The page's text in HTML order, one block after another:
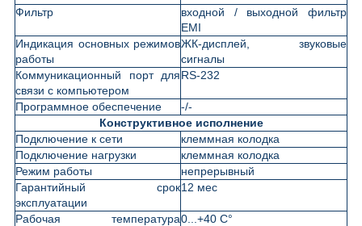
Фильтр
входной / выходной фильтр
EMI
Индикация основных режимов
работы
ЖК-дисплей, звуковые
сигналы
Коммуникационный порт для
связи с компьютером
RS-232
Программное обеспечение
-/-
Конструктивное исполнение
Подключение к сети
клеммная колодка
Подключение нагрузки
клеммная колодка
Режим работы
непрерывный
Гарантийный срок
эксплуатации
12 мес
Рабочая температура0...+40 С°